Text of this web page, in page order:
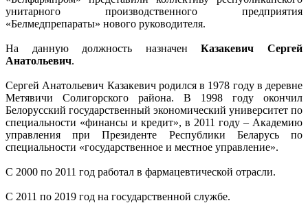
унитарного производственного предприятия
«Белмедпрепараты» нового руководителя.
На данную должность назначенКазакевич Сергей
Анатольевич.
Сергей Анатольевич Казакевич родился в 1978 году в деревне
Метявичи Солигорского района. В 1998 году окончил
Белорусский государственный экономический университет по
специальности «финансы и кредит», в 2011 году – Академию
управления при Президенте Республики Беларусь по
специальности «государственное и местное управление».
С 2000 по 2011 год работал в фармацевтической отрасли.
С 2011 по 2019 год на государственной службе.